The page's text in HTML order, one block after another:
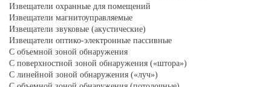
Извещатели охранные для помещений
Извещатели магнитоуправляемые
Извещатели звуковые (акустические)
Извещатели оптико-электронные пассивные
С объемной зоной обнаружения
С поверхностной зоной обнаружения («штора»)
С линейной зоной обнаружения («луч»)